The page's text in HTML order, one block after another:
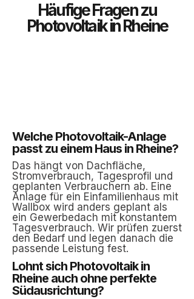
Häufige Fragen zu
Photovoltaik in Rheine
Welche Photovoltaik-Anlage
passt zu einem Haus in Rheine?
Das hängt von Dachfläche,
Stromverbrauch, Tagesprofil und
geplanten Verbrauchern ab. Eine
Anlage für ein Einfamilienhaus mit
Wallbox wird anders geplant als
ein Gewerbedach mit konstantem
Tagesverbrauch. Wir prüfen zuerst
den Bedarf und legen danach die
passende Leistung fest.
Lohnt sich Photovoltaik in
Rheine auch ohne perfekte
Südausrichtung?